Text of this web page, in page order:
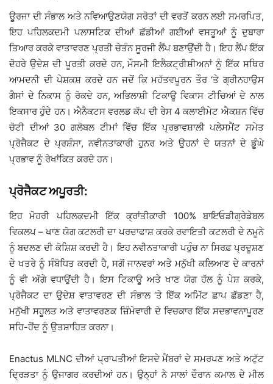
ਊਰਜਾ ਦੀ ਸੰਭਾਲ ਅਤੇ ਨਵਿਆਉਣਯੋਗ ਸਰੋਤਾਂ ਦੀ ਵਰਤੋਂ ਕਰਨ ਲਈ ਸਮਰਪਿਤ,
ਇਹ ਪਹਿਲਕਦਮੀ ਪਲਾਸਟਿਕ ਦੀਆਂ ਛੱਡੀਆਂ ਗਈਆਂ ਵਸਤੂਆਂ ਨੂੰ ਦੁਬਾਰਾ
ਤਿਆਰ ਕਰਕੇ ਵਾਤਾਵਰਣ ਪ੍ਰਤੀ ਚੇਤੰਨ ਸੂਰਜੀ ਲੈਂਪ ਬਣਾਉਂਦੀ ਹੈ। ਇਹ ਲੈਂਪ ਇੱਕ
ਦੋਹਰੇ ਉਦੇਸ਼ ਦੀ ਪੂਰਤੀ ਕਰਦੇ ਹਨ, ਮੌਸਮੀ ਇਲੈਕਟ੍ਰੀਸ਼ੀਅਨਾਂ ਨੂੰ ਇੱਕ ਸਥਿਰ
ਆਮਦਨੀ ਦੀ ਪੇਸ਼ਕਸ਼ ਕਰਦੇ ਹਨ ਜਦੋਂ ਕਿ ਮਹੱਤਵਪੂਰਨ ਤੌਰ ‘ਤੇ ਗ੍ਰੀਨਹਾਉਸ
ਗੈਸਾਂ ਦੇ ਨਿਕਾਸ ਨੂੰ ਰੋਕਦੇ ਹਨ, ਅਭਿਲਾਸ਼ੀ ਟਿਕਾਊ ਵਿਕਾਸ ਟੀਚਿਆਂ ਦੇ ਨਾਲ
ਇਕਸਾਰ ਹੁੰਦੇ ਹਨ। ਐਨੈਕਟਸ ਵਰਲਡ ਕੱਪ ਦੀ ਰੇਸ 4 ਕਲਾਈਮੇਟ ਐਕਸ਼ਨ ਵਿੱਚ
ਚੋਟੀ ਦੀਆਂ 30 ਗਲੋਬਲ ਟੀਮਾਂ ਵਿੱਚ ਇੱਕ ਪ੍ਰਭਾਵਸ਼ਾਲੀ ਪਲੇਸਮੈਂਟ ਸਮੇਤ
ਪ੍ਰੋਜੈਕਟ ਦੇ ਪ੍ਰਸ਼ੰਸਾ, ਨਵੀਨਤਾਕਾਰੀ ਹੁਨਰ ਅਤੇ ਉਹਨਾਂ ਦੇ ਯਤਨਾਂ ਦੇ ਡੂੰਘੇ
ਪ੍ਰਭਾਵ ਨੂੰ ਰੇਖਾਂਕਿਤ ਕਰਦੇ ਹਨ।
ਪ੍ਰੋਜੈਕਟ ਅਪੂਰਤੀ:
ਇਹ ਮੋਹਰੀ ਪਹਿਲਕਦਮੀ ਇੱਕ ਕ੍ਰਾਂਤੀਕਾਰੀ 100% ਬਾਇਓਡੀਗ੍ਰੇਡੇਬਲ
ਵਿਕਲਪ – ਖਾਣ ਯੋਗ ਕਟਲਰੀ ਦਾ ਪਰਦਾਫਾਸ਼ ਕਰਕੇ ਰਵਾਇਤੀ ਕਟਲਰੀ ਦੇ ਨਮੂਨੇ
ਨੂੰ ਬਦਲਣ ਦੀ ਕੋਸ਼ਿਸ਼ ਕਰਦੀ ਹੈ। ਇਹ ਨਵੀਨਤਾਕਾਰੀ ਪਹੁੰਚ ਨਾ ਸਿਰਫ਼ ਪ੍ਰਦੂਸ਼ਣ
ਦੇ ਖਤਰੇ ਨੂੰ ਸੰਬੋਧਿਤ ਕਰਦੀ ਹੈ, ਸਗੋਂ ਜਾਨਵਰਾਂ ਅਤੇ ਮਨੁੱਖੀ ਕਲਿਆਣ ਦੇ ਕਾਰਨਾਂ
ਨੂੰ ਵੀ ਅੱਗੇ ਵਧਾਉਂਦੀ ਹੈ। ਇਸ ਟਿਕਾਊ ਅਤੇ ਖਾਣ ਯੋਗ ਹੱਲ ਨੂੰ ਪੇਸ਼ ਕਰਕੇ,
ਪ੍ਰੋਜੈਕਟ ਦਾ ਉਦੇਸ਼ ਵਾਤਾਵਰਣ ਦੀ ਸੰਭਾਲ ‘ਤੇ ਇੱਕ ਅਮਿੱਟ ਛਾਪ ਛੱਡਣਾ ਹੈ,
ਮਨੁੱਖੀ ਸਹੂਲਤ ਅਤੇ ਵਾਤਾਵਰਣਕ ਜ਼ਿੰਮੇਵਾਰੀ ਦੇ ਵਿਚਕਾਰ ਇੱਕ ਸਦਭਾਵਨਾਪੂਰਣ
ਸਹਿ-ਹੋਂਦ ਨੂੰ ਉਤਸ਼ਾਹਿਤ ਕਰਨਾ।
Enactus MLNC ਦੀਆਂ ਪ੍ਰਾਪਤੀਆਂ ਇਸਦੇ ਮੈਂਬਰਾਂ ਦੇ ਸਮਰਪਣ ਅਤੇ ਅਟੁੱਟ
ਦ੍ਰਿੜਤਾ ਨੂੰ ਉਜਾਗਰ ਕਰਦੀਆਂ ਹਨ। ਉਨ੍ਹਾਂ ਨੇ ਸਾਲਾਂ ਦੌਰਾਨ ਕਮਾਲ ਦੇ ਮੀਲ